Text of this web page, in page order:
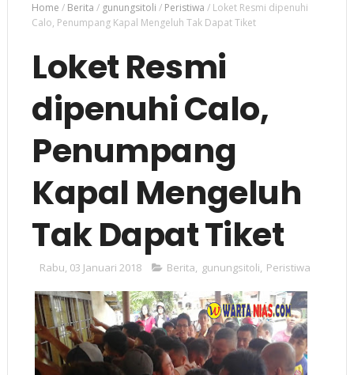
Home / Berita / gunungsitoli / Peristiwa / Loket Resmi dipenuhi
Calo, Penumpang Kapal Mengeluh Tak Dapat Tiket
Loket Resmi
dipenuhi Calo,
Penumpang
Kapal Mengeluh
Tak Dapat Tiket
Rabu, 03 Januari 2018 Berita, gunungsitoli, Peristiwa